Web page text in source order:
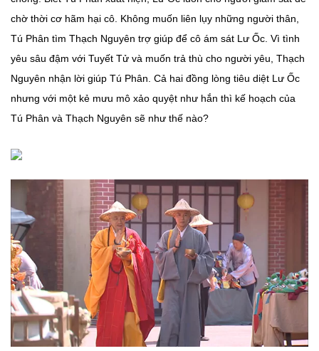
chờ thời cơ hãm hại cô. Không muốn liên lụy những người thân,
Tú Phân tìm Thạch Nguyên trợ giúp để cô ám sát Lư Ốc. Vì tình
yêu sâu đậm với Tuyết Tử và muốn trả thù cho người yêu, Thạch
Nguyên nhận lời giúp Tú Phân. Cả hai đồng lòng tiêu diệt Lư Ốc
nhưng với một kẻ mưu mô xảo quyệt như hắn thì kế hoạch của
Tú Phân và Thạch Nguyên sẽ như thế nào?